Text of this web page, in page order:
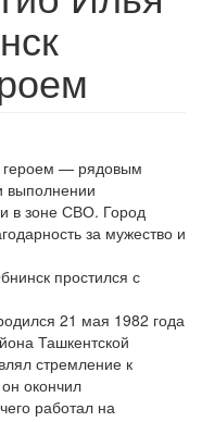
героем — рядовым
выполнении
в зоне СВО. Город
за мужество и
21 мая 1982 года
Ташкентской
стремление к
окончил
работал на